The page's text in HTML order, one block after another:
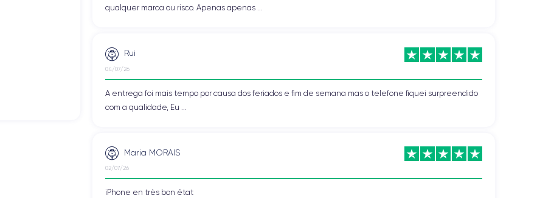
qualquer marca ou risco. Apenas apenas ...
Rui
04/07/26
A entrega foi mais tempo por causa dos feriados e fim de semana mas o telefone fiquei surpreendido
com a qualidade, Eu ...
Maria MORAIS
02/07/26
iPhone en très bon état